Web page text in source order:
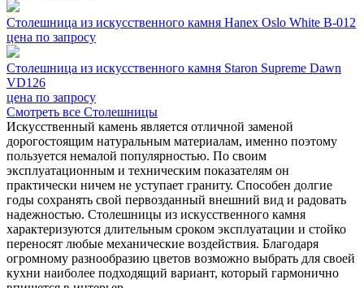
Столешница из искусственного камня Hanex Oslo White B-012
цена по запросу
Столешница из искусственного камня Staron Supreme Dawn
VD126
цена по запросу
Смотреть все Столешницы
Искусственный камень является отличной заменой
дорогостоящим натуральным материалам, именно поэтому
пользуется немалой популярностью. По своим
эксплуатационным и техническим показателям он
практически ничем не уступает граниту. Способен долгие
годы сохранять свой первозданный внешний вид и радовать
надежностью. Столешницы из искусственного камня
характеризуются длительным сроком эксплуатации и стойко
переносят любые механические воздействия. Благодаря
огромному разнообразию цветов возможно выбрать для своей
кухни наиболее подходящий вариант, который гармонично